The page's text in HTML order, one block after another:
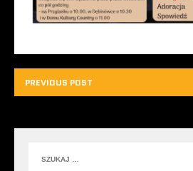
PREVIOUS POST